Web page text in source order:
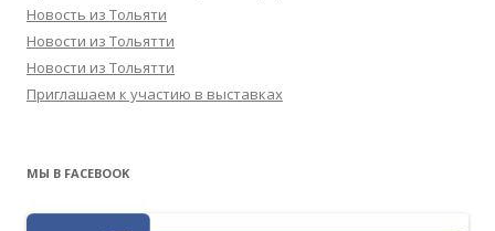
Новость из Тольяти
Новости из Тольятти
Новости из Тольятти
Приглашаем к участию в выставках
МЫ В FACEBOOK